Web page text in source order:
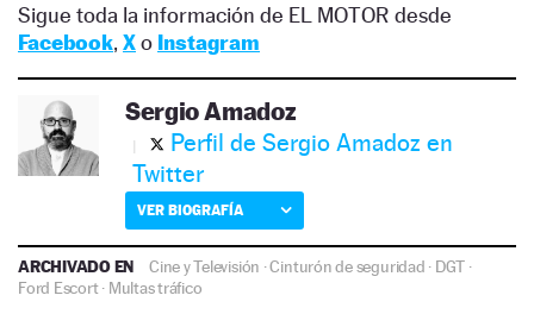
Sigue toda la información de EL MOTOR desde
Facebook, Xo Instagram
Sergio Amadoz
Perfil de Sergio Amadoz en
Twitter
VER BIOGRAFÍA
ARCHIVADO EN Cine y Televisión ·Cinturón de seguridad · DGT ·
Ford Escort· Multas tráfico